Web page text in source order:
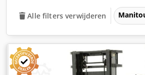
Alle filters verwijderen